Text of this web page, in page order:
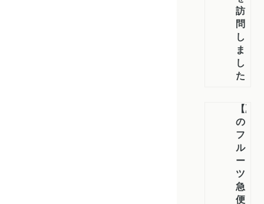
訪
問
し
ま
し
た
【夏
の
フ
ル
ー
ツ
急
便